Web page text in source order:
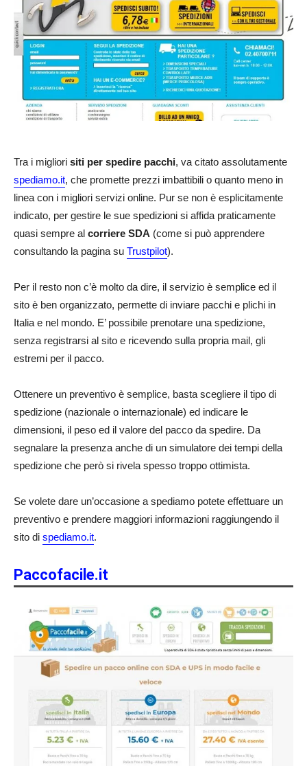
Tra i migliori siti per spedire pacchi, va citato assolutamente
spediamo.it, che promette prezzi imbattibili o quanto meno in
linea con i migliori servizi online. Pur se non è esplicitamente
indicato, per gestire le sue spedizioni si affida praticamente
quasi sempre al corriere SDA (come si può apprendere
consultando la pagina su Trustpilot).
Per il resto non c’è molto da dire, il servizio è semplice ed il
sito è ben organizzato, permette di inviare pacchi e plichi in
Italia e nel mondo. E’ possibile prenotare una spedizione,
senza registrarsi al sito e ricevendo sulla propria mail, gli
estremi per il pacco.
Ottenere un preventivo è semplice, basta scegliere il tipo di
spedizione (nazionale o internazionale) ed indicare le
dimensioni, il peso ed il valore del pacco da spedire. Da
segnalare la presenza anche di un simulatore dei tempi della
spedizione che però si rivela spesso troppo ottimista.
Se volete dare un’occasione a spediamo potete effettuare un
preventivo e prendere maggiori informazioni raggiungendo il
sito di spediamo.it.
Paccofacile.it